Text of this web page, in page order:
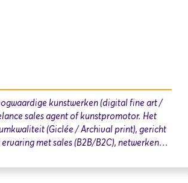
kunstwerken (digital fine art /
sales agent of kunstpromotor. Het
(Giclée / Archival print), gericht
met sales (B2B/B2C), netwerken…